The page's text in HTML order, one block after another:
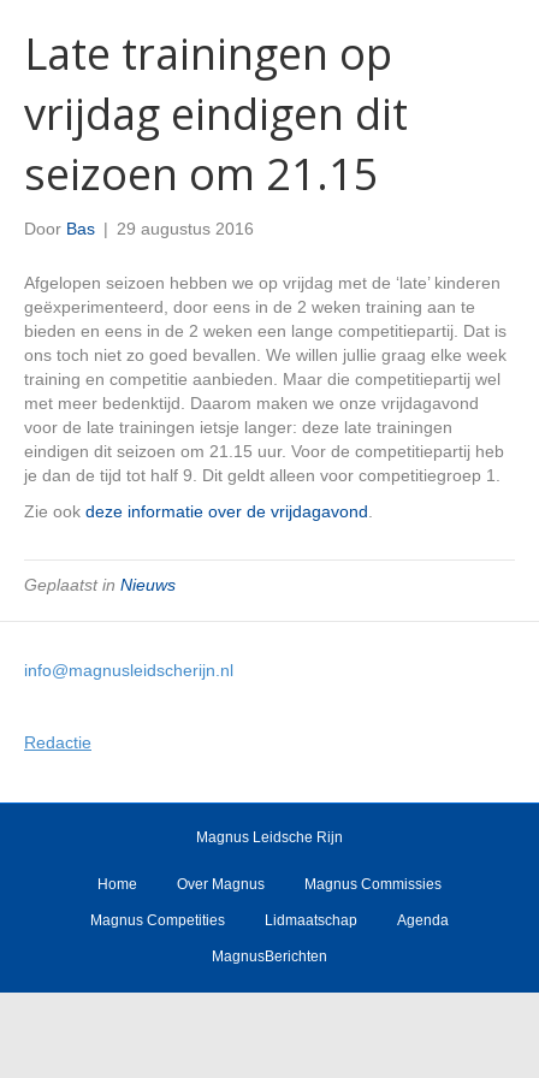
Late trainingen op
vrijdag eindigen dit
seizoen om 21.15
Door Bas | 29 augustus 2016
Afgelopen seizoen hebben we op vrijdag met de ‘late’ kinderen
geëxperimenteerd, door eens in de 2 weken training aan te
bieden en eens in de 2 weken een lange competitiepartij. Dat is
ons toch niet zo goed bevallen. We willen jullie graag elke week
training en competitie aanbieden. Maar die competitiepartij wel
met meer bedenktijd. Daarom maken we onze vrijdagavond
voor de late trainingen ietsje langer: deze late trainingen
eindigen dit seizoen om 21.15 uur. Voor de competitiepartij heb
je dan de tijd tot half 9. Dit geldt alleen voor competitiegroep 1.
Zie ook deze informatie over de vrijdagavond
Geplaatst in Nieuws
info@magnusleidscherijn.nl
Redactie
Magnus Leidsche Rijn
Home Over Magnus Magnus Commissies
Magnus Competities Lidmaatschap Agenda
MagnusBerichten